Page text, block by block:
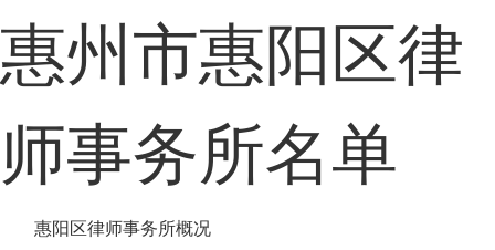
惠州市惠阳区律
师事务所名单
惠阳区律师事务所概况